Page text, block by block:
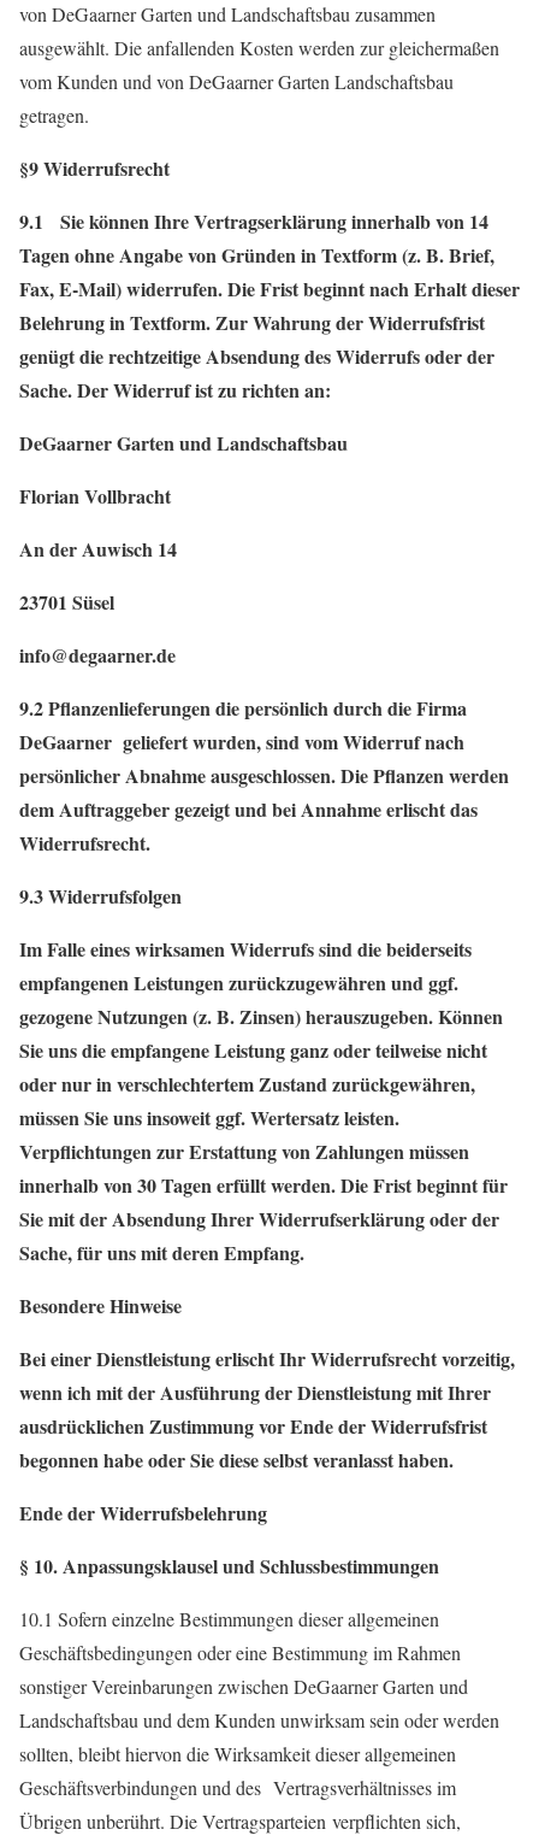
von DeGaarner Garten und Landschaftsbau zusammen
ausgewählt. Die anfallenden Kosten werden zur gleichermaßen
vom Kunden und von DeGaarner Garten Landschaftsbau
getragen.
§9 Widerrufsrecht
9.1 Sie können Ihre Vertragserklärung innerhalb von 14
Tagen ohne Angabe von Gründen in Textform (z. B. Brief,
Fax, E-Mail) widerrufen. Die Frist beginnt nach Erhalt dieser
Belehrung in Textform. Zur Wahrung der Widerrufsfrist
genügt die rechtzeitige Absendung des Widerrufs oder der
Sache. Der Widerruf ist zu richten an:
DeGaarner Garten und Landschaftsbau
Florian Vollbracht
An der Auwisch 14
23701 Süsel
info@degaarner.de
9.2 Pflanzenlieferungen die persönlich durch die Firma
DeGaarner geliefert wurden, sind vom Widerruf nach
persönlicher Abnahme ausgeschlossen. Die Pflanzen werden
dem Auftraggeber gezeigt und bei Annahme erlischt das
Widerrufsrecht.
9.3 Widerrufsfolgen
Im Falle eines wirksamen Widerrufs sind die beiderseits
empfangenen Leistungen zurückzugewähren und ggf.
gezogene Nutzungen (z. B. Zinsen) herauszugeben. Können
Sie uns die empfangene Leistung ganz oder teilweise nicht
oder nur in verschlechtertem Zustand zurückgewähren,
müssen Sie uns insoweit ggf. Wertersatz leisten.
Verpflichtungen zur Erstattung von Zahlungen müssen
innerhalb von 30 Tagen erfüllt werden. Die Frist beginnt für
Sie mit der Absendung Ihrer Widerrufserklärung oder der
Sache, für uns mit deren Empfang.
Besondere Hinweise
Bei einer Dienstleistung erlischt Ihr Widerrufsrecht vorzeitig,
wenn ich mit der Ausführung der Dienstleistung mit Ihrer
ausdrücklichen Zustimmung vor Ende der Widerrufsfrist
begonnen habe oder Sie diese selbst veranlasst haben.
Ende der Widerrufsbelehrung
§ 10. Anpassungsklausel und Schlussbestimmungen
10.1 Sofern einzelne Bestimmungen dieser allgemeinen
Geschäftsbedingungen oder eine Bestimmung im Rahmen
sonstiger Vereinbarungen zwischen DeGaarner Garten und
Landschaftsbau und dem Kunden unwirksam sein oder werden
sollten, bleibt hiervon die Wirksamkeit dieser allgemeinen
Geschäftsverbindungen und des Vertragsverhältnisses im
Übrigen unberührt. Die Vertragsparteien verpflichten sich,